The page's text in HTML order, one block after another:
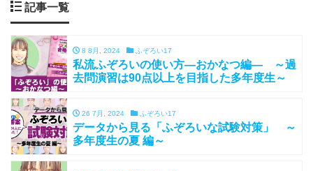
記事一覧
8 8月, 2024 ふぞろい17
私流ふぞろいの使い方―おかなつ編― ～過
去問演習は90点以上を目指した多年度生～
26 7月, 2024 ふぞろい17
データから見る「ふぞろいな試験対策」 ～
多年度生の夏 編～